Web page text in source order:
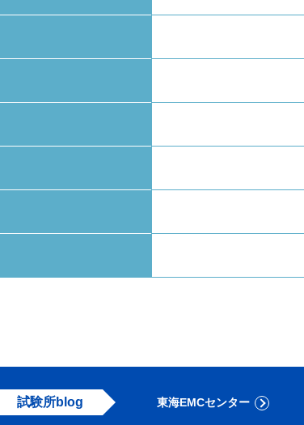
試験所blog 東海EMCセンター